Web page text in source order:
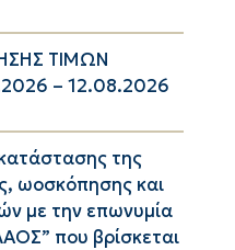
ΤΙΜΩΝ
– 12.08.2026
της
ωοσκόπησης και
με την επωνυμία
που βρίσκεται